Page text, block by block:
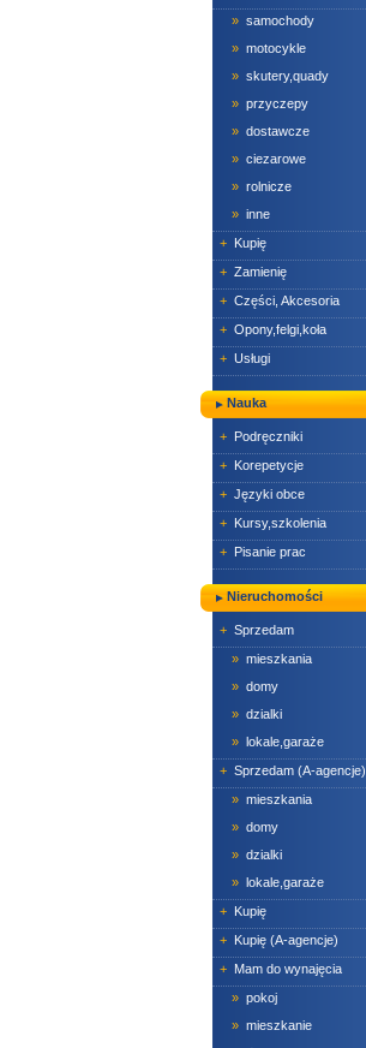
» samochody
» motocykle
» skutery,quady
» przyczepy
» dostawcze
» ciezarowe
» rolnicze
» inne
+ Kupię
+ Zamienię
+ Części, Akcesoria
+ Opony,felgi,koła
+ Usługi
Nauka
+ Podręczniki
+ Korepetycje
+ Języki obce
+ Kursy,szkolenia
+ Pisanie prac
Nieruchomości
+ Sprzedam
» mieszkania
» domy
» dzialki
» lokale,garaże
+ Sprzedam (A-agencje)
» mieszkania
» domy
» dzialki
» lokale,garaże
+ Kupię
+ Kupię (A-agencje)
+ Mam do wynajęcia
» pokoj
» mieszkanie